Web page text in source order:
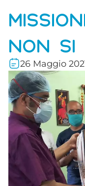
NON SI
26 Maggio